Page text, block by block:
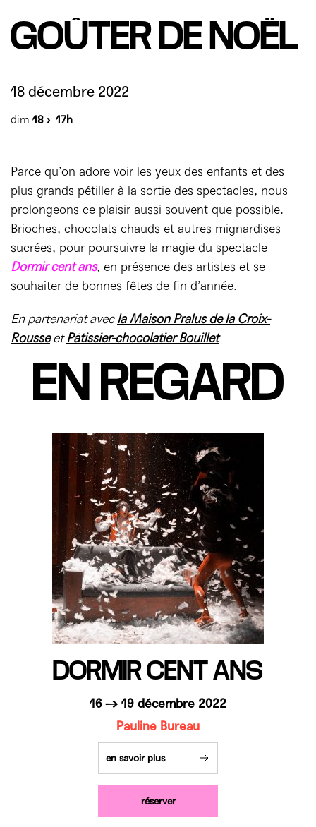
Équipe du TXR & contacts
Accès & horaires
Accessibilité
Votre venue au TXR
Nous soutenir
Comment ça marche ?
Agenda
04 72 07 49 49
GOÛTER DE NOËL
18 décembre 2022
dim 18 › 17h
Parce qu’on adore voir les yeux des enfants et des
plus grands pétiller à la sortie des spectacles, nous
prolongeons ce plaisir aussi souvent que possible.
Brioches, chocolats chauds et autres mignardises
sucrées, pour poursuivre la magie du spectacle
Dormir cent ans, en présence des artistes et se
souhaiter de bonnes fêtes de fin d’année.
En partenariat avecla Maison Pralus de la Croix-
RousseetPâtissier-chocolatier Bouillet
EN REGARD
DORMIR CENT ANS
16 → 19 décembre 2022
Pauline Bureau
en savoir plus
réserver